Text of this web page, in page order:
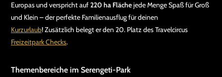
Europas und verspricht auf220 ha Flächejede Menge Spaß für Groß
und Klein – der perfekte Familienausflug für deinen
Kurzurlaub! Zusätzlich belegt er den 20. Platz des Travelcircus
Freizeitpark Checks.
Themenbereiche im Serengeti-Park